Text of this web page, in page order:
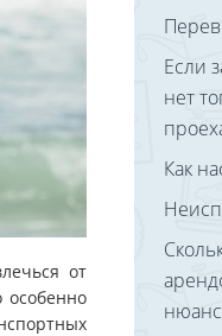
Если
нет
Как
от
особенно